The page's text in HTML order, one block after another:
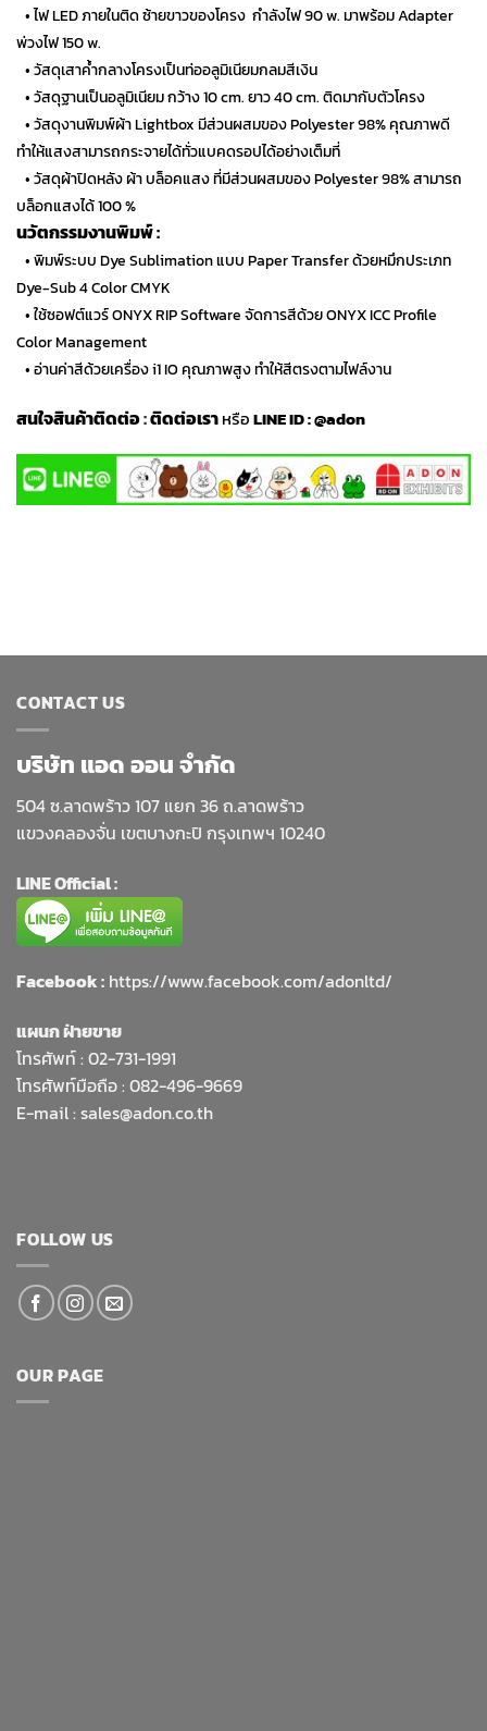
• ไฟ LED ภายในติด ซ้ายขาวของโครง กำลังไฟ 90 w. มาพร้อม Adapter
พ่วงไฟ 150 w.
• วัสดุเสาค้ำกลางโครงเป็นท่ออลูมิเนียมกลมสีเงิน
• วัสดุฐานเป็นอลูมิเนียม กว้าง 10 cm. ยาว 40 cm. ติดมากับตัวโครง
• วัสดุงานพิมพ์ผ้า Lightbox มีส่วนผสมของ Polyester 98% คุณภาพดี
ทำให้แสงสามารถกระจายได้ทั่วแบคดรอปได้อย่างเต็มที่
• วัสดุผ้าปิดหลัง ผ้า บล็อคแสง ที่มีส่วนผสมของ Polyester 98% สามารถ
บล็อกแสงได้ 100 %
นวัตกรรมงานพิมพ์ :
• พิมพ์ระบบ Dye Sublimation แบบ Paper Transfer ด้วยหมึกประเภท
Dye-Sub 4 Color CMYK
• ใช้ซอฟต์แวร์ ONYX RIP Software จัดการสีด้วย ONYX ICC Profile
Color Management
• อ่านค่าสีด้วยเครื่อง i1 IO คุณภาพสูง ทำให้สีตรงตามไฟล์งาน
สนใจสินค้าติดต่อ:ติดต่อเราหรือLINE ID :@adon
CONTACT US
บริษัท แอด ออน จำกัด
504 ซ.ลาดพร้าว 107 แยก 36 ถ.ลาดพร้าว
แขวงคลองจั่น เขตบางกะปิ กรุงเทพฯ 10240
LINE Official :
Facebook : https://www.facebook.com/adonltd/
แผนก ฝ่ายขาย
โทรศัพท์ : 02-731-1991
โทรศัพท์มือถือ : 082-496-9669
E-mail : sales@adon.co.th
FOLLOW US
OUR PAGE